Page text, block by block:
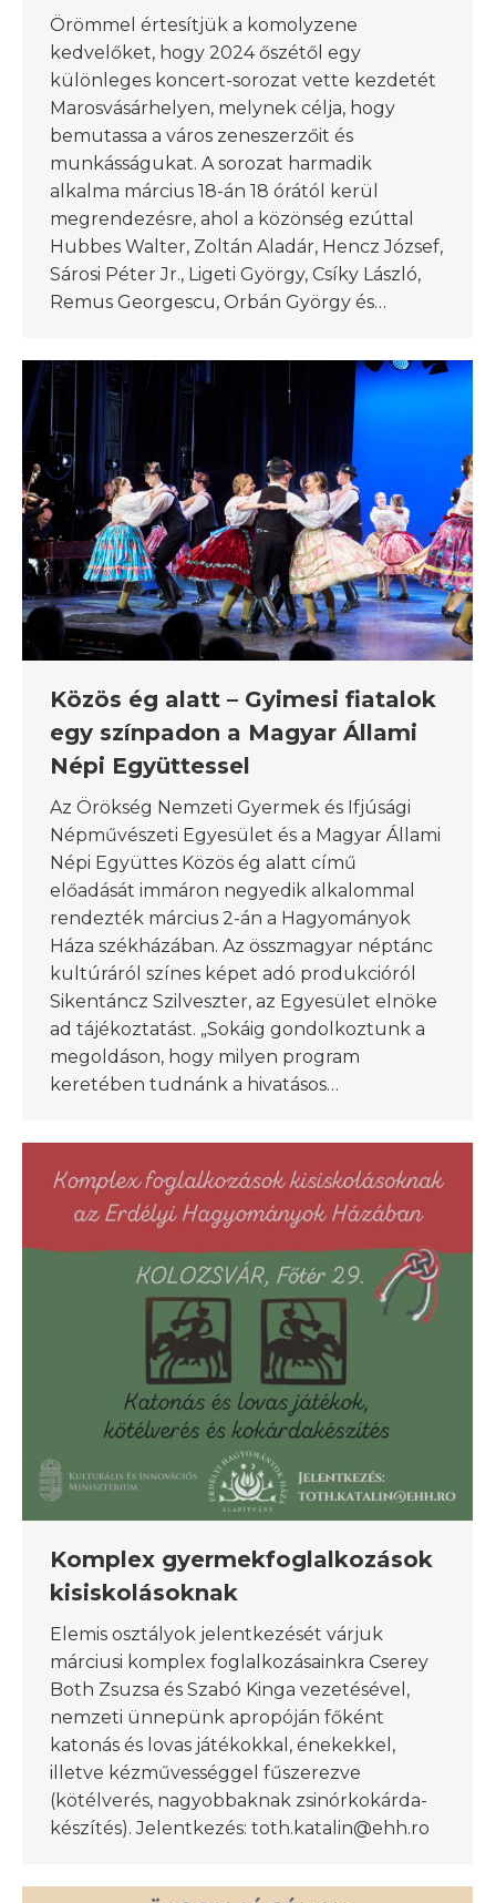
Örömmel értesítjük a komolyzene
kedvelőket, hogy 2024 őszétől egy
különleges koncert-sorozat vette kezdetét
Marosvásárhelyen, melynek célja, hogy
bemutassa a város zeneszerzőit és
munkásságukat. A sorozat harmadik
alkalma március 18-án 18 órától kerül
megrendezésre, ahol a közönség ezúttal
Hubbes Walter, Zoltán Aladár, Hencz József,
Sárosi Péter Jr., Ligeti György, Csíky László,
Remus Georgescu, Orbán György és…
Közös ég alatt – Gyimesi fiatalok
egy színpadon a Magyar Állami
Népi Együttessel
Az Örökség Nemzeti Gyermek és Ifjúsági
Népművészeti Egyesület és a Magyar Állami
Népi Együttes Közös ég alatt című
előadását immáron negyedik alkalommal
rendezték március 2-án a Hagyományok
Háza székházában. Az összmagyar néptánc
kultúráról színes képet adó produkcióról
Sikentáncz Szilveszter, az Egyesület elnöke
ad tájékoztatást. „Sokáig gondolkoztunk a
megoldáson, hogy milyen program
keretében tudnánk a hivatásos…
Komplex gyermekfoglalkozások
kisiskolásoknak
Elemis osztályok jelentkezését várjuk
márciusi komplex foglalkozásainkra Cserey
Both Zsuzsa és Szabó Kinga vezetésével,
nemzeti ünnepünk apropóján főként
katonás és lovas játékokkal, énekekkel,
illetve kézművességgel fűszerezve
(kötélverés, nagyobbaknak zsinórkokárda-
készítés). Jelentkezés: toth.katalin@ehh.ro